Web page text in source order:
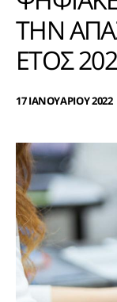
ΤΗΝ
ΕΤΟΣ
17 ΙΑΝΟΥΑΡΙΟΥ 2022